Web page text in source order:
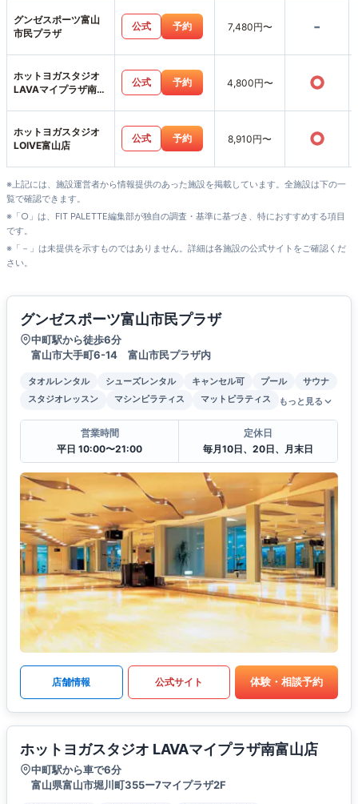
グンゼスポーツ富山
市民プラザ
公式 予約 7,480円〜 -
ホットヨガスタジオ
LAVAマイプラザ南富
公式 予約 4,800円〜 ○
ホットヨガスタジオ
LOIVE富山店
公式 予約 8,910円〜 ○
※上記には、施設運営者から情報提供のあった施設を掲載しています。全施設は下の一
覧で確認できます。
※「○」は、FIT PALETTE編集部が独自の調査・基準に基づき、特におすすめする項目
です。
※「－」は未提供を示すものではありません。詳細は各施設の公式サイトをご確認くだ
さい。
グンゼスポーツ富山市民プラザ
中町駅から徒歩6分
富山市大手町6-14 富山市民プラザ内
タオルレンタル シューズレンタル キャンセル可 プール
サウナ
スタジオレッスン
マシンピラティス マットピラティス もっと見る
営業時間
平日 10:00〜21:00
定休日
毎月10日、20日、月末日
店舗情報 公式サイト 体験・相談予約
ホットヨガスタジオ LAVAマイプラザ南富山店
中町駅から車で6分
富山県富山市堀川町355ー7マイプラザ2F